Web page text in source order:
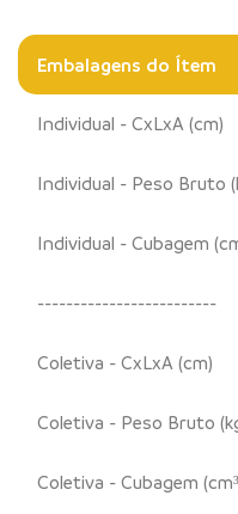
Embalagens do Ítem
Individual - CxLxA (cm)
Individual - Peso Bruto
Individual - Cubagem
-------------------------
Coletiva - CxLxA (cm)
Coletiva - Peso Bruto
Coletiva - Cubagem